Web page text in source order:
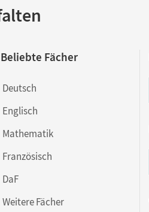
Beliebte Fächer
Deutsch
Englisch
Mathematik
Französisch
DaF
Weitere Fächer